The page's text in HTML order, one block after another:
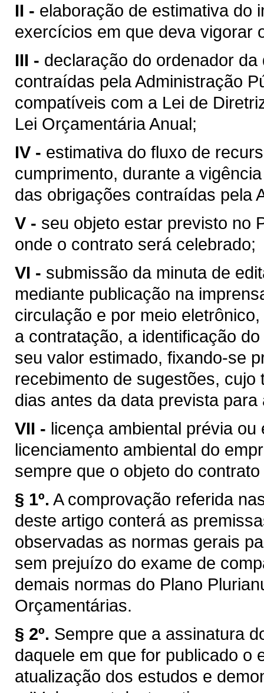
II - elaboração de estimativa do
exercícios em que deva vigorar
III - declaração do ordenador
contraídas pela Administração
compatíveis com a Lei de
Lei Orçamentária Anual;
IV - estimativa do fluxo de
cumprimento, durante a
das obrigações contraídas pela
V - seu objeto estar previsto no
onde o contrato será celebrado;
VI - submissão da minuta de
mediante publicação na
circulação e por meio
a contratação, a identificação
seu valor estimado, fixando-se
recebimento de sugestões,
dias antes da data prevista
VII - licença ambiental prévia
licenciamento ambiental do
sempre que o objeto do contrato
§ 1º. A comprovação referida
deste artigo conterá as
observadas as normas gerais
sem prejuízo do exame de
demais normas do Plano
Orçamentárias.
§ 2º. Sempre que a assinatura
daquele em que for publicado o
atualização dos estudos e